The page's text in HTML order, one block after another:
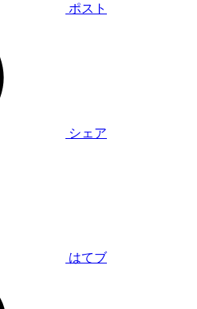
ポスト
シェア
はてブ